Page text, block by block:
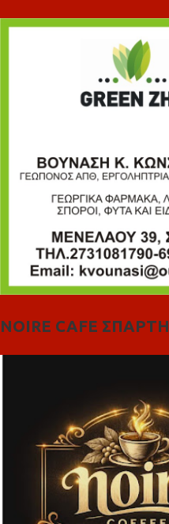
NOIRE CAFE ΣΠΑΡΤΗ